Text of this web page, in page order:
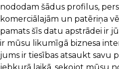
nododam šādus profilus,
komerciālajām un patēriņa
pamats šīs datu apstrādei ir
ir mūsu likumīgā biznesa
jums ir tiesības atsaukt savu